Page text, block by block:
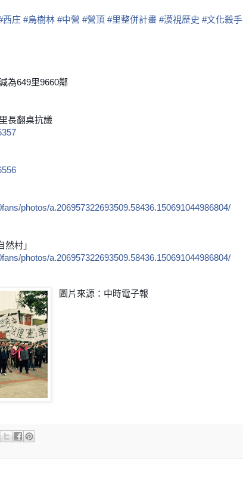
西庄 #烏樹林 #中營 #營頂 #里整併計畫 #漠視歷史 #文化殺手
為649里9660鄰
長翻桌抗議
photos/a.206957322693509.58436.150691044986804/
村」
photos/a.206957322693509.58436.150691044986804/
圖片來源：中時電子報